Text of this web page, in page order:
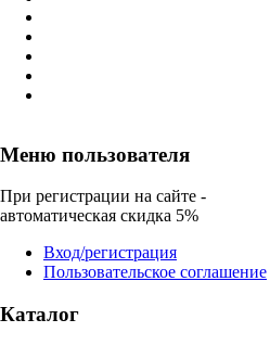
Меню пользователя
При регистрации на сайте -
автоматическая скидка 5%
Вход/регистрация
Пользовательское соглашение
Каталог